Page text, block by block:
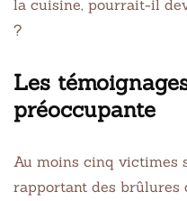
la cuisine, pourrait-il
?
Les
préoccupante
Au moins cinq victimes
rapportant des brûlures